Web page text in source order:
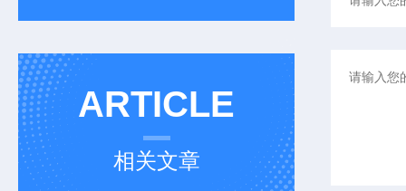
ARTICLE
相关文章